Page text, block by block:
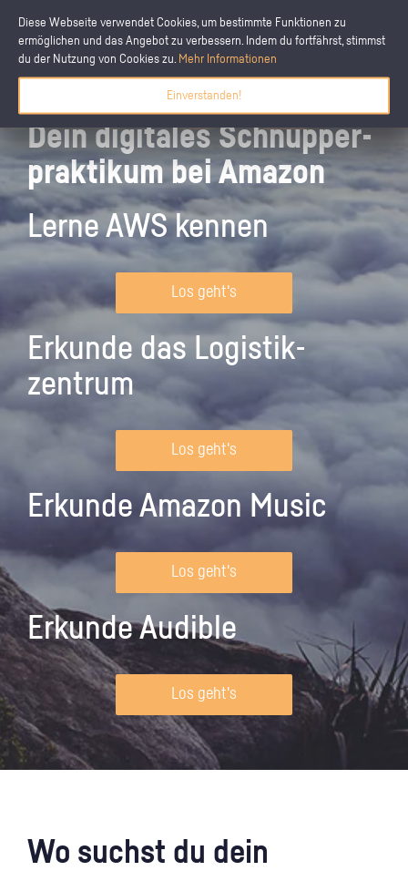
Diese Webseite verwendet Cookies, um bestimmte Funktionen zu
ermöglichen und das Angebot zu verbessern. Indem du fortfährst, stimmst
du der Nutzung von Cookies zu. Mehr Informationen
Einverstanden!
Dein digitales Schnupper­
praktikum bei Amazon
Lerne AWS kennen
Los geht's
Erkunde das Logistik­
zentrum
Los geht's
Erkunde Amazon Music
Los geht's
Erkunde Audible
Los geht's
Wo suchst du dein